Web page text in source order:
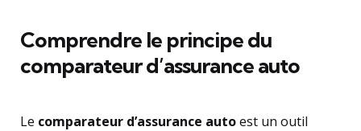
Comprendre le principe du
comparateur d’assurance auto
Le comparateur d’assurance autoest un outil